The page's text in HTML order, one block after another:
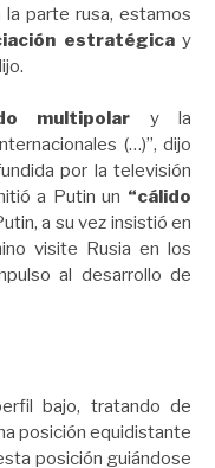
parte rusa, estamos
estratégicay
multipolar y la
(…)”, dijo
por la televisión
a Putin un “cálido
a su vez insistió en
visite Rusia en los
al desarrollo de
bajo, tratando de
posición equidistante
posición guiándose